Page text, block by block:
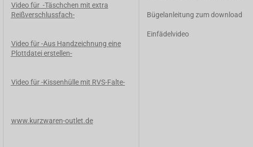
Video für -Täschchen mit extra
Reißverschlussfach-
Video für -Aus Handzeichnung eine
Plottdatei erstellen-
Video für -Kissenhülle mit RVS-Falte-
www.kurzwaren-outlet.de
Bügelanleitung zum download
Einfädelvideo